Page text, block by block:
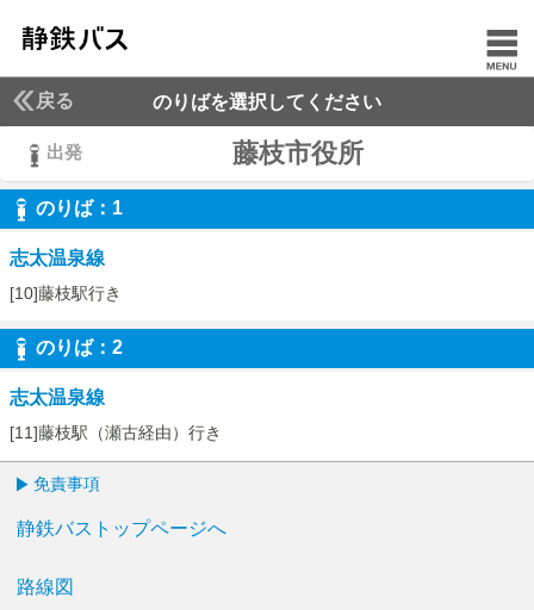
戻る のりばを選択してください
出発 藤枝市役所
のりば： 1
1
志太温泉線
[10]藤枝駅行き
のりば： 2
2
志太温泉線
[11]藤枝駅（瀬古経由）行き
免責事項
静鉄バストップページへ
路線図